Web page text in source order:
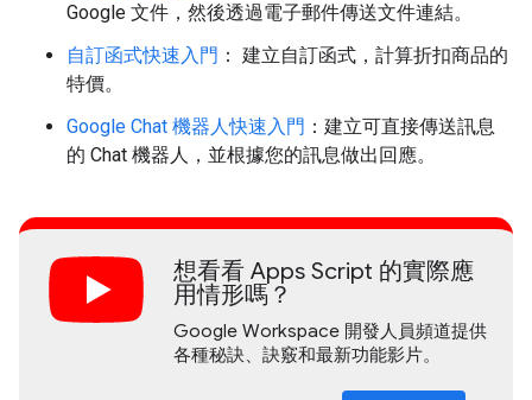
Google 文件，然後透過電子郵件傳送文件連結。
自訂函式快速入門 ： 建立自訂函式，計算折扣商品的
特價。
Google Chat 機器人快速入門 ：建立可直接傳送訊息
的 Chat 機器人，並根據您的訊息做出回應。
想看看 Apps Script 的實際應
用情形嗎？
Google Workspace 開發人員頻道提供
各種秘訣、訣竅和最新功能影片。